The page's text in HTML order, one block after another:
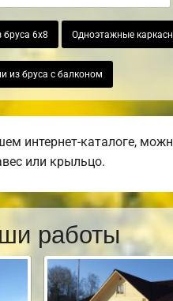
6х8 Одноэтажные
из бруса с балконом
интернет-каталоге,
или крыльцо.
работы